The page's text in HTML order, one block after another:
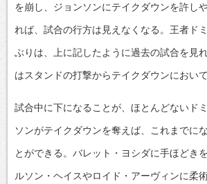
を崩し、ジョンソンにテイクダウンを許し
れば、試合の行方は見えなくなる。王者ド
ぶりは、上に記したように過去の試合を見
はスタンドの打撃からテイクダウンにおいて
試合中に下になることが、ほとんどないド
ソンがテイクダウンを奪えば、これまでに
とができる。バレット・ヨシダに手ほどき
ルソン・ヘイスやロイド・アーヴィンに柔